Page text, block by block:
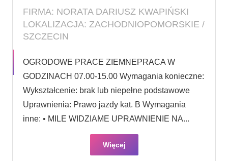
FIRMA: NORATA DARIUSZ KWAPIŃSKI
LOKALIZACJA: ZACHODNIOPOMORSKIE /
SZCZECIN
OGRODOWE PRACE ZIEMNEPRACA W
GODZINACH 07.00-15.00 Wymagania konieczne:
Wykształcenie: brak lub niepełne podstawowe
Uprawnienia: Prawo jazdy kat. B Wymagania
inne: • MILE WIDZIAME UPRAWNIENIE NA...
Więcej